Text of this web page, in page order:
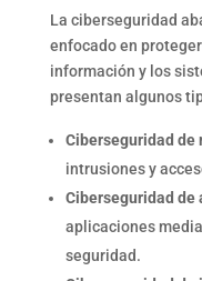
La ciberseguridad
enfocado en
información y los
presentan algunos
Ciberseguridad de
intrusiones y
Ciberseguridad de
aplicaciones
seguridad.